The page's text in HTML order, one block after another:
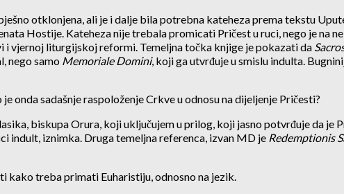
otklonjena, ali je i dalje bila potrebna kateheza prema tekstu
Hostije. Kateheza nije trebala promicati Pričest u ruci, nego je na
vjernoj liturgijskoj reformi. Temeljna točka knjige je pokazati da
nego samo Memoriale Domini, koji ga utvrđuje u smislu indulta.
onda sadašnje raspoloženje Crkve u odnosu na dijeljenje Pričesti?
biskupa Orura, koji uključujem u prilog, koji jasno potvrđuje da je
indult, iznimka. Druga temeljna referenca, izvan MD je Redemptionis
kako treba primati Euharistiju, odnosno na jezik.